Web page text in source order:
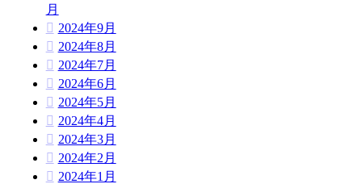
月
2024年9月
2024年8月
2024年7月
2024年6月
2024年5月
2024年4月
2024年3月
2024年2月
2024年1月